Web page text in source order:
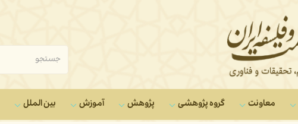
معاونت‌ گروه‌ پژوهشی پژوهش آموزش بین الملل